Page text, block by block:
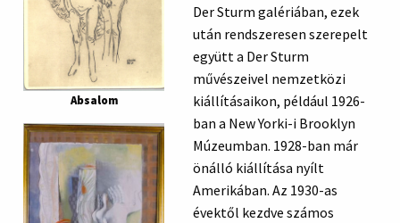
Absalom
Der Sturm galériában, ezek
után rendszeresen szerepelt
együtt a Der Sturm
művészeivel nemzetközi
kiállításaikon, például 1926-
ban a New Yorki-i Brooklyn
Múzeumban. 1928-ban már
önálló kiállítása nyílt
Amerikában. Az 1930-as
évektől kezdve számos